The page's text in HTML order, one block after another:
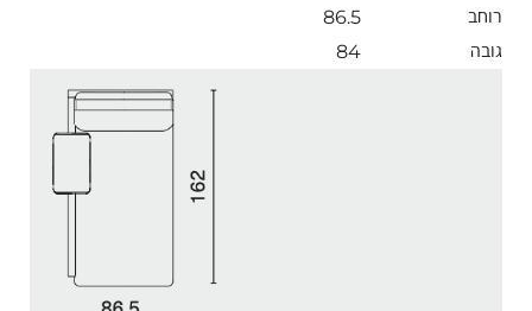
רוחב
86.5
גובה
84